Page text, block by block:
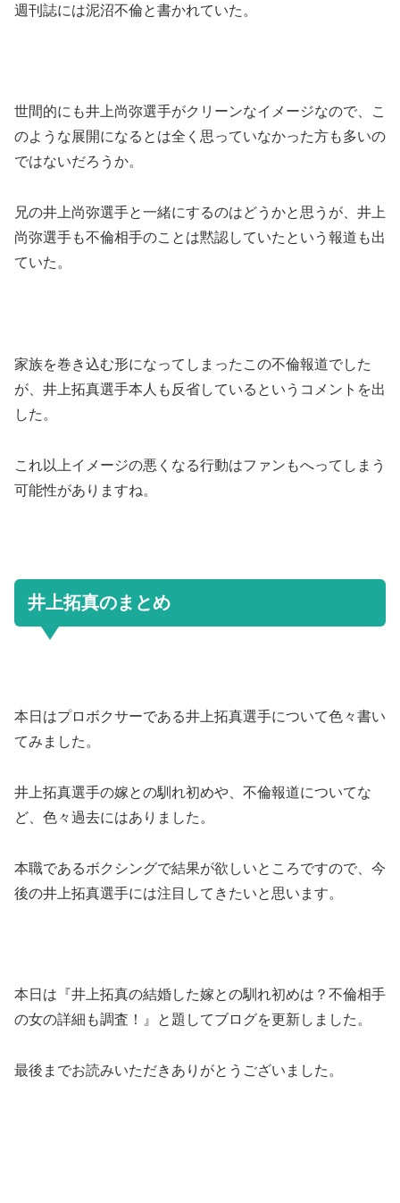
週刊誌には泥沼不倫と書かれていた。
世間的にも井上尚弥選手がクリーンなイメージなので、こ
のような展開になるとは全く思っていなかった方も多いの
ではないだろうか。
兄の井上尚弥選手と一緒にするのはどうかと思うが、井上
尚弥選手も不倫相手のことは黙認していたという報道も出
ていた。
家族を巻き込む形になってしまったこの不倫報道でした
が、井上拓真選手本人も反省しているというコメントを出
した。
これ以上イメージの悪くなる行動はファンもへってしまう
可能性がありますね。
井上拓真のまとめ
本日はプロボクサーである井上拓真選手について色々書い
てみました。
井上拓真選手の嫁との馴れ初めや、不倫報道についてな
ど、色々過去にはありました。
本職であるボクシングで結果が欲しいところですので、今
後の井上拓真選手には注目してきたいと思います。
本日は『井上拓真の結婚した嫁との馴れ初めは？不倫相手
の女の詳細も調査！』と題してブログを更新しました。
最後までお読みいただきありがとうございました。